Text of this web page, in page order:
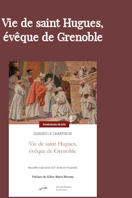
Vie de saint Hugues,
évêque de Grenoble